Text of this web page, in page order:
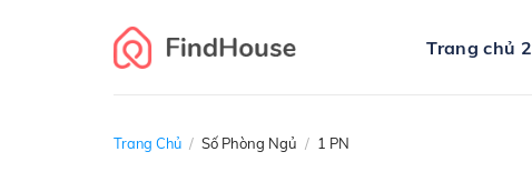
Trang chủ 2
Trang Chủ / Số Phòng Ngủ / 1 PN